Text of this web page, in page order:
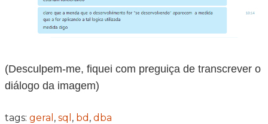
(Desculpem-me, fiquei com preguiça de transcrever o
diálogo da imagem)
tags: geral , sql , bd , dba